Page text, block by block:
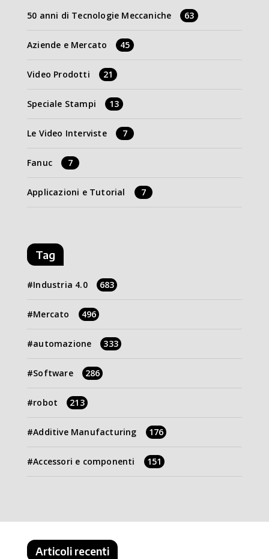
50 anni di Tecnologie Meccaniche 63
Aziende e Mercato 45
Video Prodotti 21
Speciale Stampi 13
Le Video Interviste 7
Fanuc 7
Applicazioni e Tutorial 7
Tag
Industria 4.0 683
Mercato 496
automazione 333
Software 286
robot 213
Additive Manufacturing 176
Accessori e componenti 151
Articoli recenti